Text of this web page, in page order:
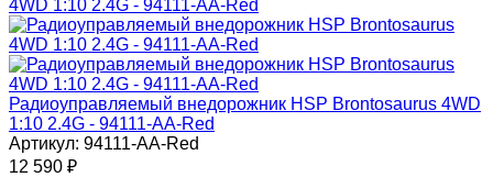
Радиоуправляемый внедорожник HSP Brontosaurus 4WD
1:10 2.4G - 94111-AA-Red
Артикул: 94111-AA-Red
12 590 ₽